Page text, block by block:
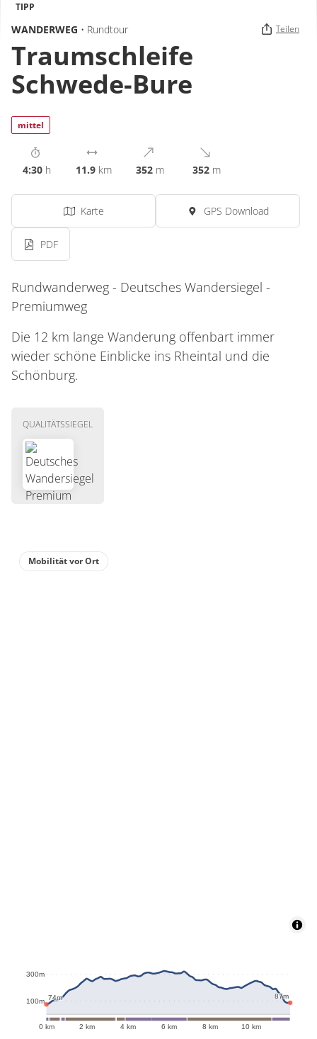
TIPP
WANDERWEG • Rundtour Teilen
Traumschleife
Schwede-Bure
mittel
4:30 h 11.9 km 352 m 352 m
Karte GPS Download
PDF
Rundwanderweg - Deutsches Wandersiegel -
Premiumweg
Die 12 km lange Wanderung offenbart immer
wieder schöne Einblicke ins Rheintal und die
Schönburg.
QUALITÄTSSIEGEL
Mobilität vor Ort
0 km 2 km 4 km 6 km 8 km 10 km
100m
300m
74m 87m